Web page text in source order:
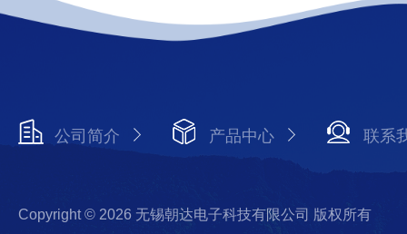
公司简介 产品中心 联系
Copyright © 2026 无锡朝达电子科技有限公司 版权所有